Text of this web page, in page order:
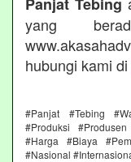
yang
hubungi kami di
#Panjat #Tebing
#Produksi
#Harga #Biaya
#Nasional